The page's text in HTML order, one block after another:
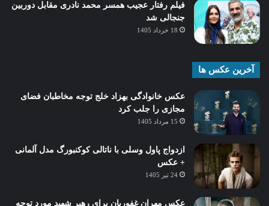
فیلم رفتار عجیب همسر محمد نادری مقابل دوربین
جنجالی شد
18 خرداد 1405
آخرین عکس ها
عکس خانوادگی بهزاد خلج توجه مخاطبان فضای
مجازی را جلب کرد
15 مرداد 1405
ازدواج پاول وسلی با ناتالی کوکنبورگ مدل آلمانی
+ عکس
24 تیر 1405
عکس مهران غفوریان برای رهبر شهید مورد توجه